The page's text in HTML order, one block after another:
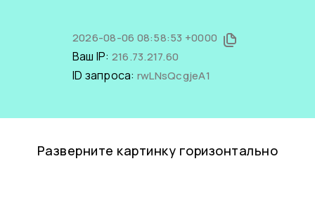
2026-08-06 08:58:53 +0000
Ваш IP: 216.73.217.60
ID запроса: rwLNsQcgjeA1
Разверните картинку горизонтально